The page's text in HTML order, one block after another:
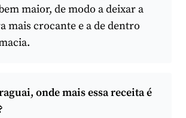
maior, de modo a deixar a
mais crocante e a de dentro
onde mais essa receita é